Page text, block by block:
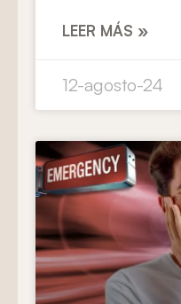
LEER MÁS »
12-agosto-24